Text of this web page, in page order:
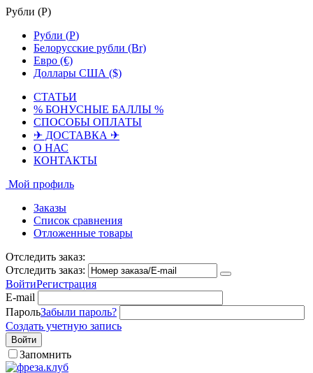
Рубли (Р)
Рубли (Р)
Белорусские рубли (Br)
Евро (€)
Доллары США ($)
СТАТЬИ
% БОНУСНЫЕ БАЛЛЫ %
СПОСОБЫ ОПЛАТЫ
✈ ДОСТАВКА ✈
О НАС
КОНТАКТЫ
Мой профиль
Заказы
Список сравнения
Отложенные товары
Отследить заказ:
Отследить заказ:
ВойтиРегистрация
E-mail
ПарольЗабыли пароль?
Создать учетную запись
Войти
Запомнить